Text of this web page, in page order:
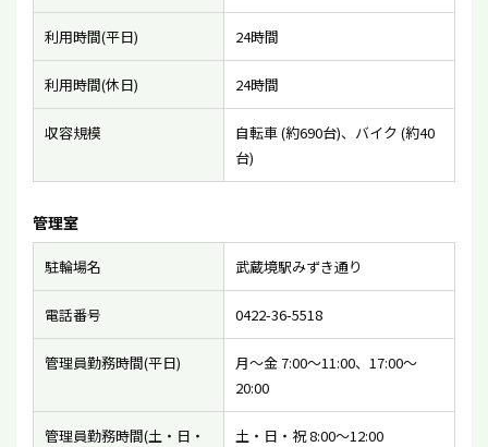
利用時間(平日) 24時間
利用時間(休日) 24時間
収容規模
自転車 (約690台)、バイク (約40
台)
管理室
駐輪場名 武蔵境駅みずき通り
電話番号 0422-36-5518
管理員勤務時間(平日)
月〜金 7:00〜11:00、17:00〜
20:00
管理員勤務時間(土・日・
土・日・祝 8:00〜12:00